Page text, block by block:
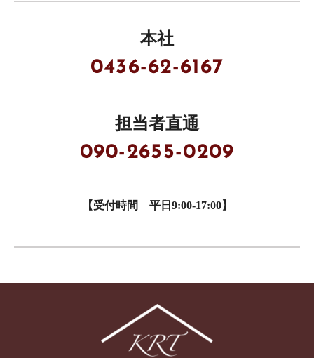
本社
0436-62-6167
担当者直通
090-2655-0209
【受付時間 平日9:00-17:00】